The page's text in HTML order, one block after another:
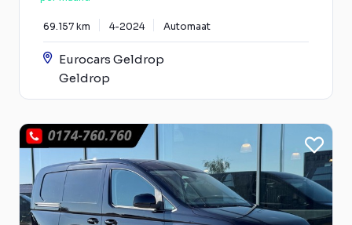
69.157 km 4-2024 Automaat
Eurocars Geldrop
Geldrop